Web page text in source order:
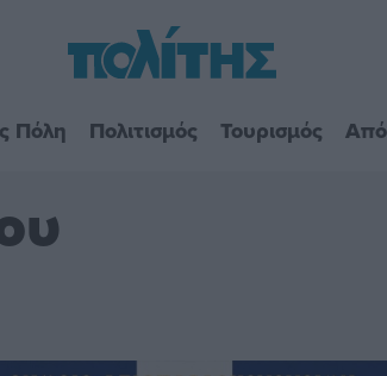
Πόλη Πολιτισμός Τουρισμός